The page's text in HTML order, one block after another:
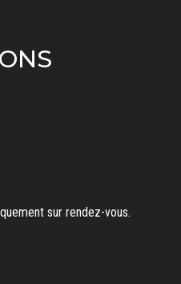
sur rendez-vous.